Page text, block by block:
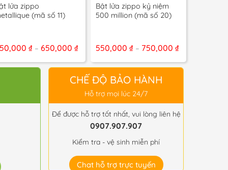
₫
lửa zippo
(mã số 11)
₫ – 650,000₫Khoảng
từ
450,000 ₫
đến
650,000 ₫
Bật lửa zippo kỷ niệm
500 million (mã số 20)
550,000 ₫ – 750,000 ₫Khoảng
từ
550,000 ₫
CHẾ ĐỘ BẢO HÀNH
Hỗ trợ mọi lúc 24/7
Để được hỗ trợ tốt nhất, vui lòng liên hệ
0907.907.907
Kiểm tra - vệ sinh miễn phí
Chat hỗ trợ trực tuyến